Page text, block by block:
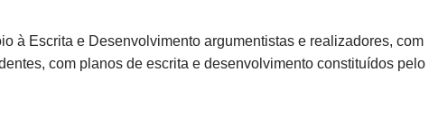
à Escrita e Desenvolvimento argumentistas e realizadores, com
com planos de escrita e desenvolvimento constituídos pelo